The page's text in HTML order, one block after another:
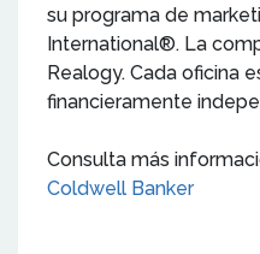
su programa de
International®. La
Realogy. Cada oficina
financieramente
Consulta más
Coldwell Banker